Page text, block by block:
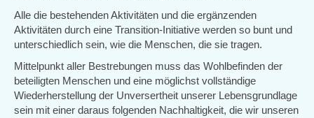
Alle die bestehenden Aktivitäten und die ergänzenden
Aktivitäten durch eine Transition-Initiative werden so bunt und
unterschiedlich sein, wie die Menschen, die sie tragen.
Mittelpunkt aller Bestrebungen muss das Wohlbefinden der
beteiligten Menschen und eine möglichst vollständige
Wiederherstellung der Unversertheit unserer Lebensgrundlage
sein mit einer daraus folgenden Nachhaltigkeit, die wir unseren